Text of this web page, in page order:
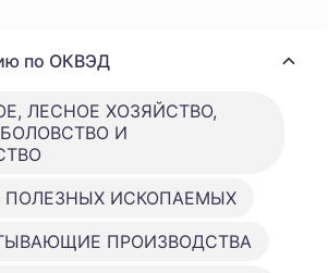
по ОКВЭД
ЛЕСНОЕ ХОЗЯЙСТВО,
И
ИСКОПАЕМЫХ
ПРОИЗВОДСТВА